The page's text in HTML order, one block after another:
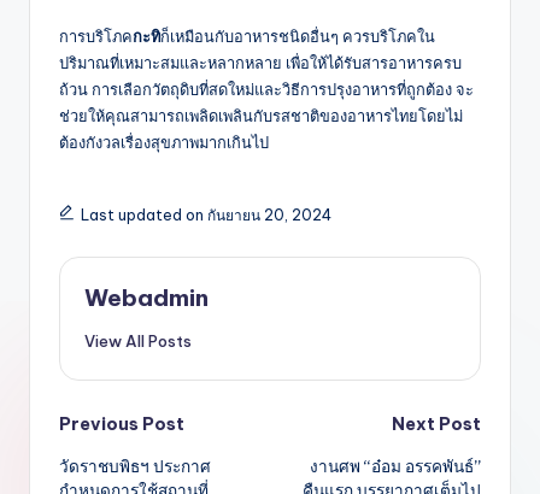
การบริโภคกะทิก็เหมือนกับอาหารชนิดอื่นๆ ควรบริโภคใน
ปริมาณที่เหมาะสมและหลากหลาย เพื่อให้ได้รับสารอาหารครบ
ถ้วน การเลือกวัตถุดิบที่สดใหม่และวิธีการปรุงอาหารที่ถูกต้อง จะ
ช่วยให้คุณสามารถเพลิดเพลินกับรสชาติของอาหารไทยโดยไม่
ต้องกังวลเรื่องสุขภาพมากเกินไป
Last updated on กันยายน 20, 2024
Webadmin
View All Posts
Post
navigation
Previous Post
วัดราชบพิธฯ ประกาศ
Next Post
งานศพ “อ๋อม อรรคพันธ์”